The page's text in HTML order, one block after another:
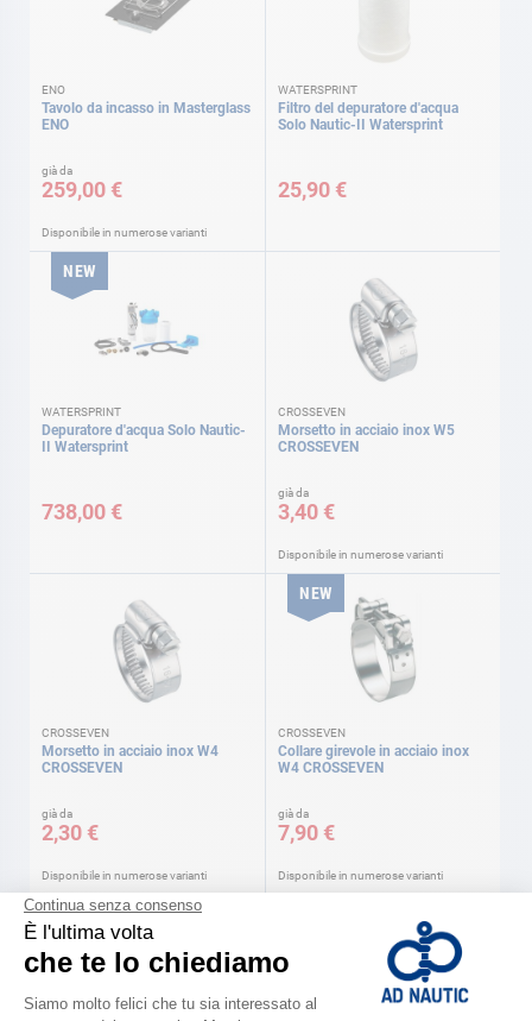
ENO
Tavolo da incasso in Masterglass
ENO
già da
259,00 €
Disponibile in numerose varianti
WATERSPRINT
Filtro del depuratore d'acqua
Solo Nautic-II Watersprint
25,90 €
NEW
WATERSPRINT
Depuratore d'acqua Solo Nautic-
II Watersprint
738,00 €
CROSSEVEN
Morsetto in acciaio inox W5
CROSSEVEN
già da
3,40 €
Disponibile in numerose varianti
CROSSEVEN
Morsetto in acciaio inox W4
CROSSEVEN
già da
2,30 €
Disponibile in numerose varianti
NEW
CROSSEVEN
Collare girevole in acciaio inox
W4 CROSSEVEN
già da
7,90 €
Disponibile in numerose varianti
NEW